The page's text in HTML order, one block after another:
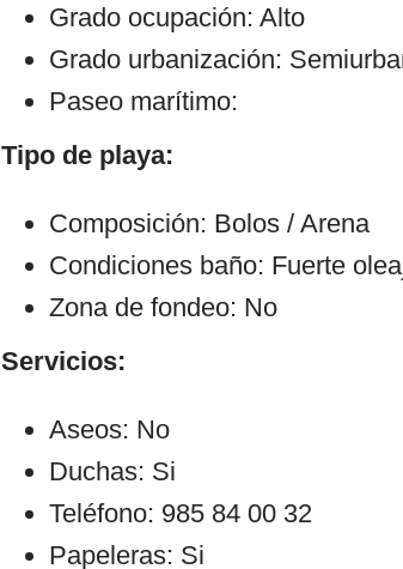
Grado ocupación: Alto
Grado urbanización:
Paseo marítimo:
Tipo de playa:
Composición: Bolos / Arena
Condiciones baño: Fuerte
Zona de fondeo: No
Servicios:
Aseos: No
Duchas: Si
Teléfono: 985 84 00 32
Papeleras: Si